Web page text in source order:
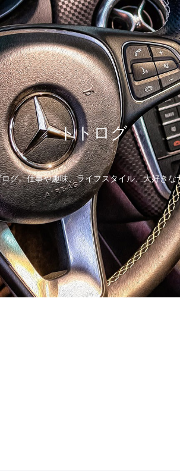
トトログ
グ。仕事や趣味、ライフスタイル、大好きな